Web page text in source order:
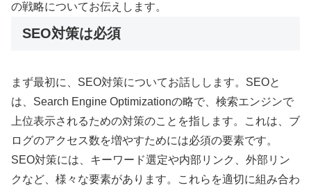
の戦略についてお伝えします。
SEO対策は必須
まず最初に、SEO対策についてお話しします。SEOと
は、Search Engine Optimizationの略で、検索エンジンで
上位表示されるための対策のことを指します。これは、ブ
ログのアクセス数を増やすためには必須の要素です。
SEO対策には、キーワード選定や内部リンク、外部リン
クなど、様々な要素があります。これらを適切に組み合わ